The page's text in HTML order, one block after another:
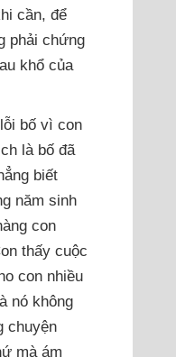
cần, để
phải chứng
khổ của
bố vì con
là bố đã
biết
năm sinh
con
thấy cuộc
con nhiều
nó không
chuyện
mà ám